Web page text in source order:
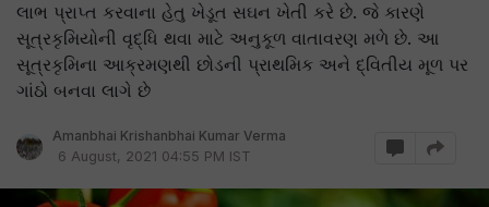
લાભ પ્રાપ્ત કરવાના હેતુ ખેડૂત સઘન ખેતી કરે છે. જે કારણે
સૂત્રકૃમિયોની વૃદ્ધિ થવા માટે અનુકૂળ વાતાવરણ મળે છે. આ
સૂત્રકૃમિના આક્રમણથી છોડની પ્રાથમિક અને દ્વિતીય મૂળ પર
ગાંઠો બનવા લાગે છે
Amanbhai Krishanbhai Kumar Verma
6 August, 2021 04:55 PM IST